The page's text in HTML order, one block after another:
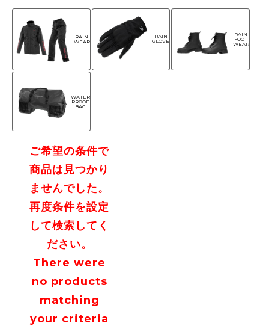
RAIN
WEAR
RAIN
GLOVE
RAIN
FOOT
WEAR
WATER
PROOF
BAG
ご希望の条件で
商品は見つかり
ませんでした。
再度条件を設定
して検索してく
ださい。
There were
no products
matching
your criteria